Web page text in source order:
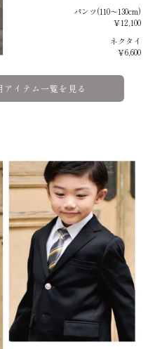
パンツ(110～130cm)
￥12,100
ネクタイ
￥6,600
アイテム一覧を見る